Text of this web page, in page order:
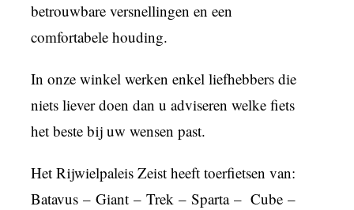
betrouwbare versnellingen en een
comfortabele houding.
In onze winkel werken enkel liefhebbers die
niets liever doen dan u adviseren welke fiets
het beste bij uw wensen past.
Het Rijwielpaleis Zeist heeft toerfietsen van:
Batavus– Giant – Trek– Sparta– Cube–